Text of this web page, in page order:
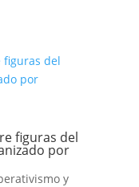
figuras del
por
y